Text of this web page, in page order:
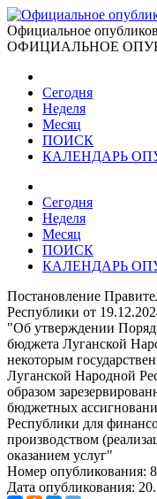
Официальное
ОФИЦИАЛЬНОЕ
Сегодня
Неделя
Месяц
ПОИСК
КАЛЕНДАРЬ
Сегодня
Неделя
Месяц
ПОИСК
КАЛЕНДАРЬ
Постановление
Республики от
"Об утверждении
бюджета Луганской
некоторым
Луганской Народной
образом
бюджетных
Республики для
производством
оказанием услуг"
Номер опубликования:
Дата опубликования: